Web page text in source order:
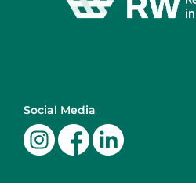
Social Media